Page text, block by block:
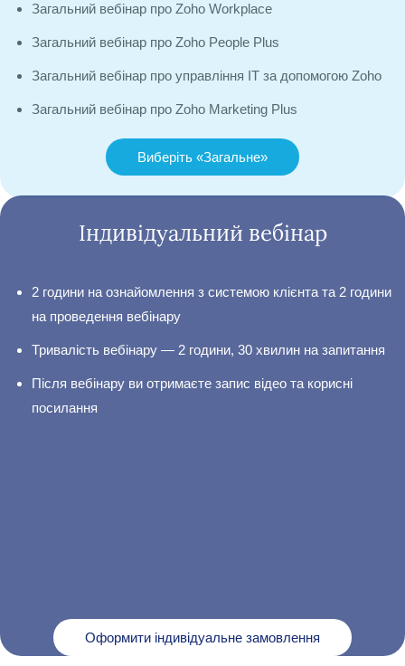
Загальний вебінар про Zoho Workplace
Загальний вебінар про Zoho People Plus
Загальний вебінар про управління ІТ за допомогою Zoho
Загальний вебінар про Zoho Marketing Plus
Виберіть «Загальне»
Індивідуальний вебінар
2 години на ознайомлення з системою клієнта та 2 години
на проведення вебінару
Тривалість вебінару — 2 години, 30 хвилин на запитання
Після вебінару ви отримаєте запис відео та корисні
посилання
Оформити індивідуальне замовлення